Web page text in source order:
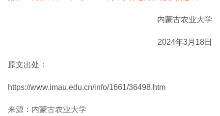
内蒙古农业大学
2024年3月18日
原文出处：
https://www.imau.edu.cn/info/1661/36498.htm
来源：内蒙古农业大学